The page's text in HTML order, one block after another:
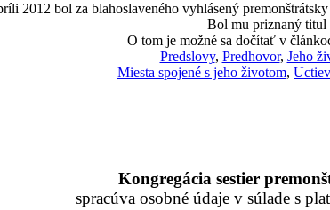
2012 bol za blahoslaveného vyhlásený
Bol mu priznaný
O tom je možné sa dočítať v
Predslovy, Predhovor, Jeho
Miesta spojené s jeho životom,
Kongregácia sestier
spracúva osobné údaje v súlade s